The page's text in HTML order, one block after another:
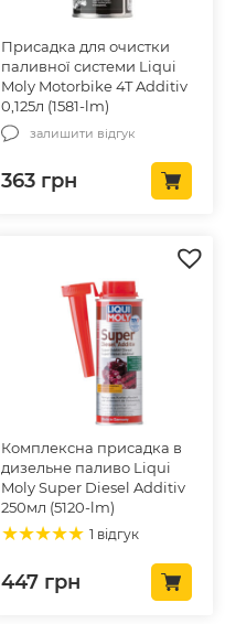
Присадка для очистки
паливної системи Liqui
Moly Motorbike 4T Additiv
0,125л (1581-lm)
залишити відгук
363 грн
Комплексна присадка в
дизельне паливо Liqui
Moly Super Diesel Additiv
250мл (5120-lm)
1 відгук
447 грн